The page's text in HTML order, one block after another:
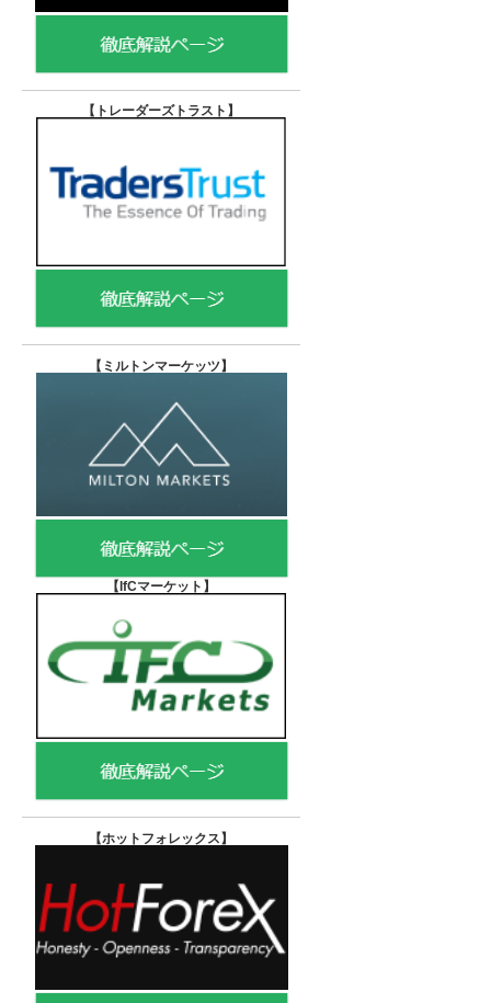
【トレーダーズトラスト 】
【 ミルトンマーケッツ】
【IfCマーケット 】
【ホットフォレックス 】